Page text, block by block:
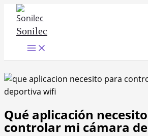
contenido
Sonilec
Main
Menu
Qué aplicación
controlar mi cámara